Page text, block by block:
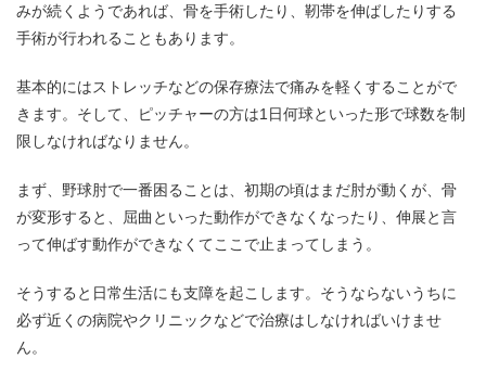
みが続くようであれば、骨を手術したり、靭帯を伸ばしたりする
手術が行われることもあります。
基本的にはストレッチなどの保存療法で痛みを軽くすることがで
きます。そして、ピッチャーの方は1日何球といった形で球数を制
限しなければなりません。
まず、野球肘で一番困ることは、初期の頃はまだ肘が動くが、骨
が変形すると、屈曲といった動作ができなくなったり、伸展と言
って伸ばす動作ができなくてここで止まってしまう。
そうすると日常生活にも支障を起こします。そうならないうちに
必ず近くの病院やクリニックなどで治療はしなければいけませ
ん。